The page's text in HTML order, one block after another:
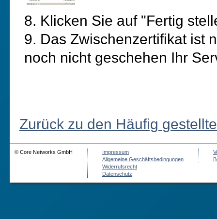
8. Klicken Sie auf "Fertig
9. Das Zwischenzertifikat ist
noch nicht geschehen Ihr
Zurück zu den Häufig
© Core Networks GmbH
Impressum
Allgemeine Geschäftsbedingungen
Widerrufsrecht
Datenschutz